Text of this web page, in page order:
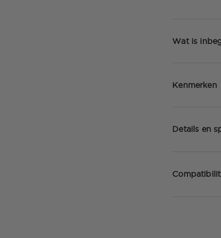
Wat is
Kenmerken
Details en